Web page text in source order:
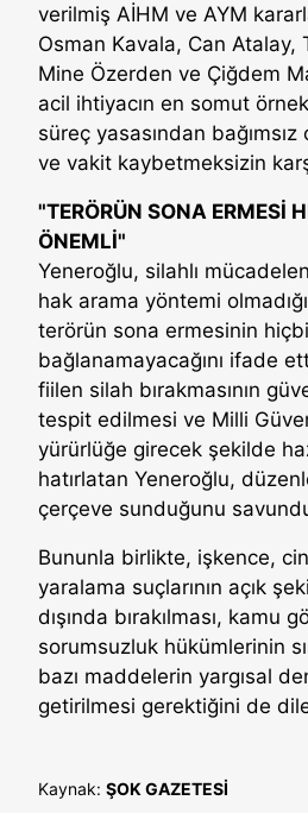
verilmiş AİHM ve AYM
Osman Kavala, Can Atalay,
Mine Özerden ve Çiğdem
acil ihtiyacın en somut
süreç yasasından
ve vakit kaybetmeksizin
"TERÖRÜN SONA ERMESİ
ÖNEMLİ"
Yeneroğlu, silahlı
hak arama yöntemi
terörün sona ermesinin
bağlanamayacağını ifade
fiilen silah bırakmasının
tespit edilmesi ve Milli
yürürlüğe girecek şekilde
hatırlatan Yeneroğlu,
çerçeve sunduğunu
Bununla birlikte, işkence,
yaralama suçlarının açık
dışında bırakılması, kamu
sorumsuzluk hükümlerinin
bazı maddelerin yargısal
getirilmesi gerektiğini de
Kaynak: ŞOK GAZETESİ